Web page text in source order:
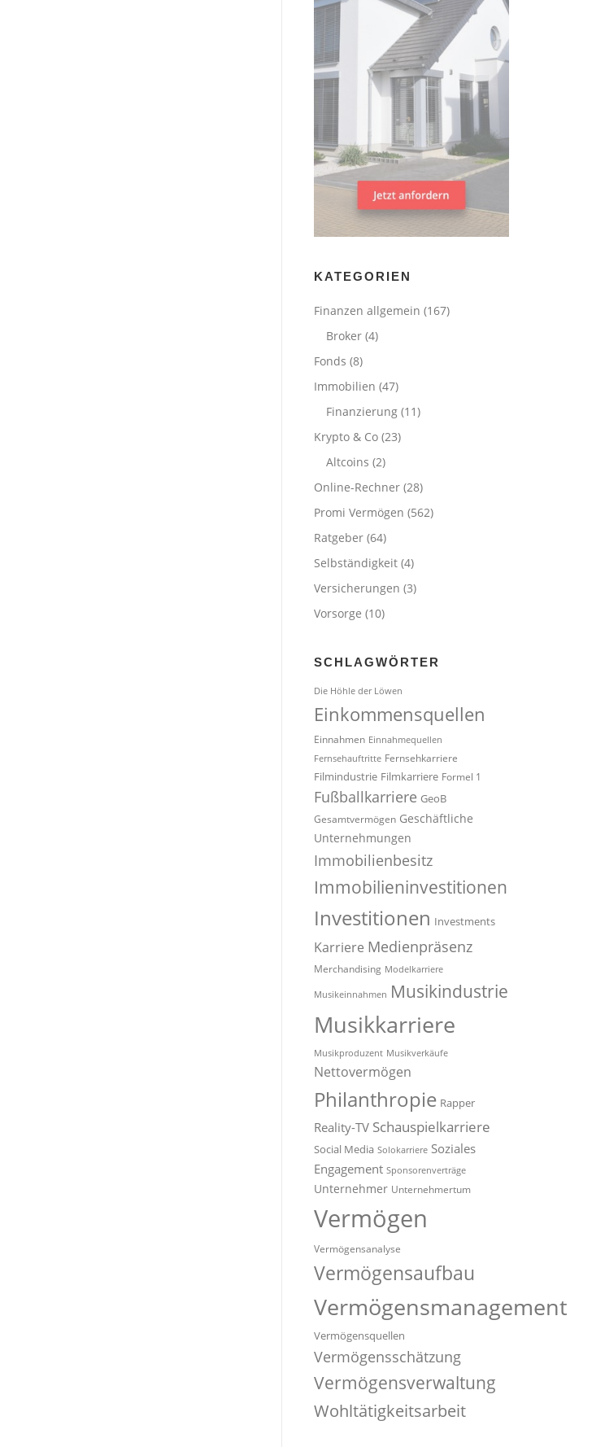
KATEGORIEN
Finanzen allgemein (167)
Broker (4)
Fonds (8)
Immobilien (47)
Finanzierung (11)
Krypto & Co (23)
Altcoins (2)
Online-Rechner (28)
Promi Vermögen (562)
Ratgeber (64)
Selbständigkeit (4)
Versicherungen (3)
Vorsorge (10)
SCHLAGWÖRTER
Die Höhle der Löwen
Einkommensquellen
Einnahmen Einnahmequellen
Fernsehauftritte Fernsehkarriere
Filmindustrie Filmkarriere Formel 1
Fußballkarriere GeoB
Gesamtvermögen Geschäftliche
Unternehmungen
Immobilienbesitz
Immobilieninvestitionen
Investitionen Investments
Karriere Medienpräsenz
Merchandising Modelkarriere
Musikeinnahmen Musikindustrie
Musikkarriere
Musikproduzent Musikverkäufe
Nettovermögen
Philanthropie Rapper
Reality-TV Schauspielkarriere
Social Media Solokarriere Soziales
Engagement Sponsorenverträge
Unternehmer Unternehmertum
Vermögen
Vermögensanalyse
Vermögensaufbau
Vermögensmanagement
Vermögensquellen
Vermögensschätzung
Vermögensverwaltung
Wohltätigkeitsarbeit